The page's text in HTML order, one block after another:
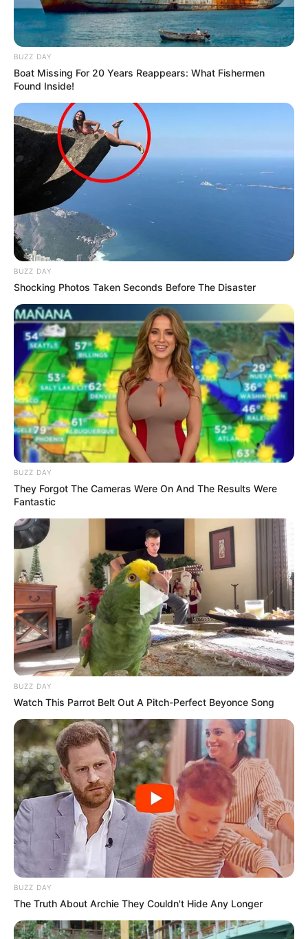
BUZZ DAY
Boat Missing For 20 Years Reappears: What Fishermen
Found Inside!
BUZZ DAY
Shocking Photos Taken Seconds Before The Disaster
BUZZ DAY
They Forgot The Cameras Were On And The Results Were
Fantastic
BUZZ DAY
Watch This Parrot Belt Out A Pitch-Perfect Beyonce Song
BUZZ DAY
The Truth About Archie They Couldn't Hide Any Longer